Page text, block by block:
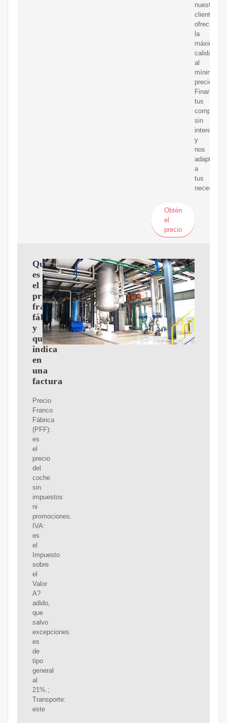
nuestros
clientes,
ofreciendo
la
máxima
calidad
al
mínimo
precio.
tus
compras
sin
intereses
y
nos
adaptamos
a
tus
Obtén
el
precio
Qué
es
el
precio
franco
fábrica
y
qué
indica
en
una
factura
Precio
Franco
Fábrica
(PFF):
es
el
precio
del
coche
sin
impuestos
ni
promociones.
IVA:
es
el
Impuesto
sobre
el
Valor
A?
adido,
que
salvo
excepciones
es
de
tipo
general
al
21%.;
Transporte:
este